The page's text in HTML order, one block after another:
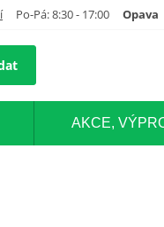
Po-Pá: 8:30 - 17:00 Opava
AKCE,